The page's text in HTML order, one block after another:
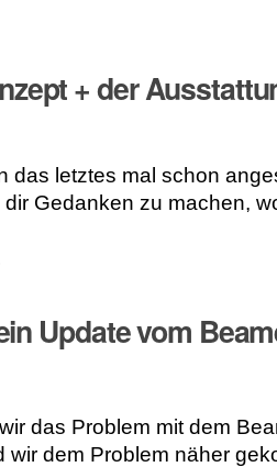
+ der
das letztes mal schon
Gedanken zu machen,
Update vom
das Problem mit dem
wir dem Problem näher